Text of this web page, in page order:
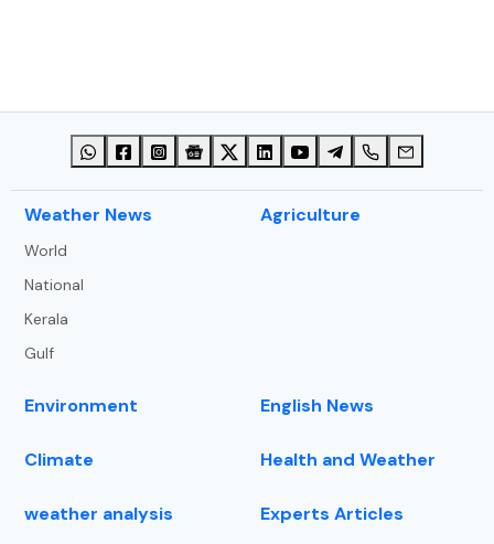
⁠Weather News
World
National
Kerala
Gulf
Agriculture
Environment English News
Climate Health and Weather
weather analysis Experts Articles